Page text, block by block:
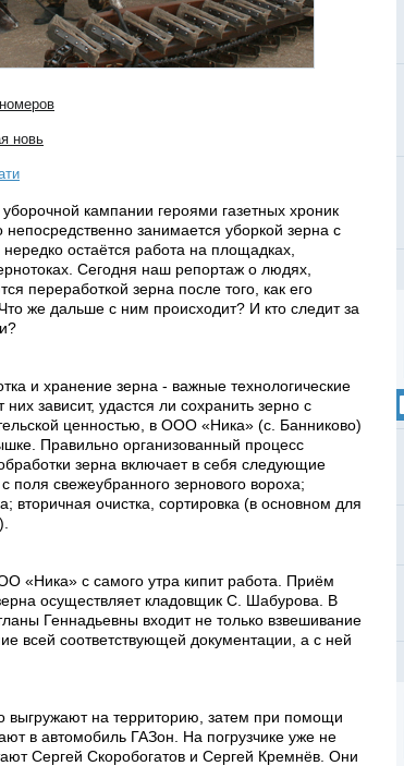
новь
кампании героями газетных хроник
непосредственно занимается уборкой зерна с
остаётся работа на площадках,
Сегодня наш репортаж о людях,
переработкой зерна после того, как его
же дальше с ним происходит? И кто следит за
и хранение зерна - важные технологические
зависит, удастся ли сохранить зерно с
ценностью, в ООО «Ника» (с. Банниково)
Правильно организованный процесс
зерна включает в себя следующие
поля свежеубранного зернового вороха;
вторичная очистка, сортировка (в основном для
«Ника» с самого утра кипит работа. Приём
осуществляет кладовщик С. Шабурова. В
Геннадьевны входит не только взвешивание
всей соответствующей документации, а с ней
выгружают на территорию, затем при помощи
в автомобиль ГАЗон. На погрузчике уже не
Сергей Скоробогатов и Сергей Кремнёв. Они